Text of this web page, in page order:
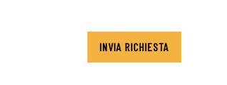
INVIA RICHIESTA